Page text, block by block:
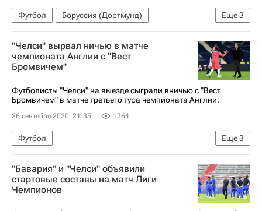
Еще3
Футбол
Боруссия (Дортмунд)
Мейсон Гринвуд
Джейдон Санчо
Эрлинг Холанд
"Челси" вырвал ничью в матче
чемпионата Англии с "Вест
Бромвичем"
Футболисты "Челси" на выезде сыграли вничью с "Вест
Бромвичем" в матче третьего тура чемпионата Англии.
26 сентября 2020, 21:35 1764
Еще3
Футбол
АПЛ 2026-2027 (Чемпионат Англии по футболу)
Челси
Вест Хэм Юнайтед
"Бавария" и "Челси" объявили
стартовые составы на матч Лиги
Чемпионов